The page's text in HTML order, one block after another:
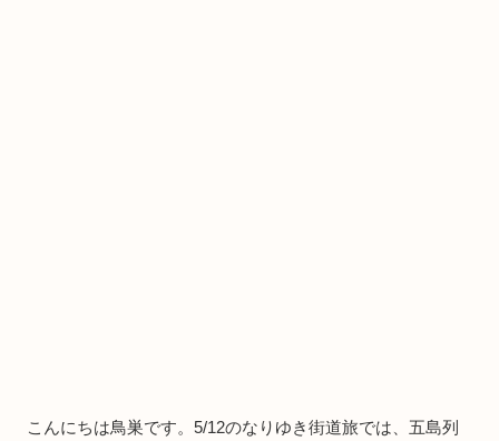
こんにちは鳥巣です。5/12のなりゆき街道旅では、五島列